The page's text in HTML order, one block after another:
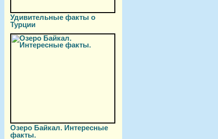
Удивительные факты о
Турции
Озеро Байкал. Интересные
факты.